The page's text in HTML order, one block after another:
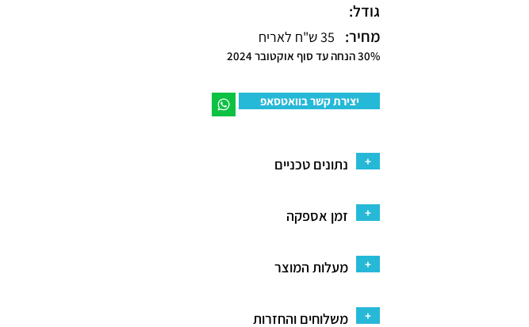
גודל:
35 ש"ח לאריח מחיר:
30% הנחה עד סוף אוקטובר 2024
יצירת קשר בוואטסאפ
נתונים טכניים +
זמן אספקה +
מעלות המוצר +
משלוחים והחזרות +